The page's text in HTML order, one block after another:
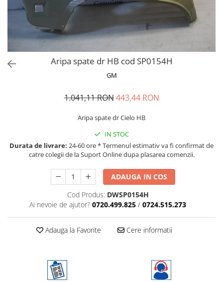
MOVANO
TIGRA-B 2004-2009
VIVARO
Mazda CX-80 KL
SX4 S-CROSS Hybrid 48V 2020-
prezent
S-CROSS HYBRID 48V 2022-prezent
VITARA 2015-prezent
VITARA Hybrid 48V 2020-prezent
SPARK M300 2010-2018
Aripa spate dr HB cod SP0154H
GM
1.041,11 RON 443,44 RON
Aripa spate dr Cielo HB
IN STOC
Durata de livrare: 24-60 ore * Termenul estimativ va fi confirmat de
catre colegii de la Suport Online dupa plasarea comenzii.
ADAUGA IN COS
Cod Produs: DWSP0154H
Ai nevoie de ajutor? 0720.499.825 / 0724.515.273
Adauga la Favorite Cere informatii